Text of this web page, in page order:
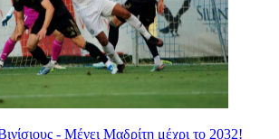
- Μένει Μαδρίτη μέχρι το 2032!